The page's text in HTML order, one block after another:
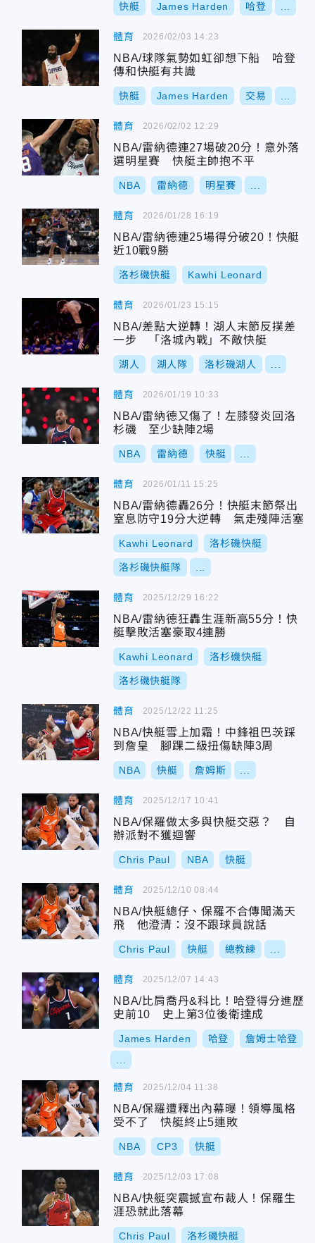
快艇 James Harden 哈登
體育
NBA/球隊氣勢如虹卻想下船 哈登
傳和快艇有共識
快艇 James Harden 交易
2026/02/03 14:23
體育
NBA/雷納德連27場破20分！意外落
選明星賽 快艇主帥抱不平
NBA 雷納德 明星賽
2026/02/02 12:29
體育
NBA/雷納德連25場得分破20！快艇
近10戰9勝
洛杉磯快艇 Kawhi Leonard
2026/01/28 16:19
體育
NBA/差點大逆轉！湖人末節反撲差
一步 「洛城內戰」不敵快艇
湖人 湖人隊 洛杉磯湖人
2026/01/23 15:15
體育
NBA/雷納德又傷了！左膝發炎回洛
杉磯 至少缺陣2場
NBA 雷納德 快艇
2026/01/19 10:33
體育
NBA/雷納德轟26分！快艇末節祭出
窒息防守19分大逆轉 氣走殘陣活塞
Kawhi Leonard 洛杉磯快艇
洛杉磯快艇隊
2026/01/11 15:25
體育
NBA/雷納德狂轟生涯新高55分！快
艇擊敗活塞豪取4連勝
Kawhi Leonard 洛杉磯快艇
洛杉磯快艇隊
2025/12/29 16:22
體育
NBA/快艇雪上加霜！中鋒祖巴茨踩
到詹皇 腳踝二級扭傷缺陣3周
NBA 快艇 詹姆斯
2025/12/22 11:25
體育
NBA/保羅做太多與快艇交惡？ 自
辦派對不獲迴響
Chris Paul NBA 快艇
2025/12/17 10:41
體育
NBA/快艇總仔、保羅不合傳聞滿天
飛 他澄清：沒不跟球員說話
Chris Paul 快艇 總教練
2025/12/10 08:44
體育
NBA/比肩喬丹&科比！哈登得分進歷
史前10 史上第3位後衛達成
James Harden 哈登 詹姆士哈登
2025/12/07 14:43
體育
NBA/保羅遭釋出內幕曝！領導風格
受不了 快艇終止5連敗
NBA CP3 快艇
2025/12/04 11:38
體育
NBA/快艇突震撼宣布裁人！保羅生
涯恐就此落幕
Chris Paul 洛杉磯快艇
2025/12/03 17:08